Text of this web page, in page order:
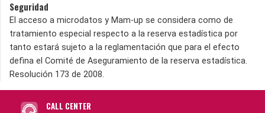
Seguridad
El acceso a microdatos y Mam-up se considera como de
tratamiento especial respecto a la reserva estadística por
tanto estará sujeto a la reglamentación que para el efecto
defina el Comité de Aseguramiento de la reserva estadística.
Resolución 173 de 2008.
CALL CENTER